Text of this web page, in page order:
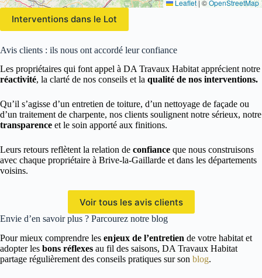
Leaflet | ©OpenStreetMap
Interventions dans le Lot
Avis clients : ils nous ont accordé leur confiance
Les propriétaires qui font appel à DA Travaux Habitat apprécient notre
réactivité, la clarté de nos conseils et la qualité de nos interventions.
Qu’il s’agisse d’un entretien de toiture, d’un nettoyage de façade ou
d’un traitement de charpente, nos clients soulignent notre sérieux, notre
transparence et le soin apporté aux finitions.
Leurs retours reflètent la relation de confiance que nous construisons
avec chaque propriétaire à Brive-la-Gaillarde et dans les départements
voisins.
Voir tous les avis clients
Envie d’en savoir plus ? Parcourez notre blog
Pour mieux comprendre les enjeux de l’entretien de votre habitat et
adopter les bons réflexes au fil des saisons, DA Travaux Habitat
partage régulièrement des conseils pratiques sur son blog.